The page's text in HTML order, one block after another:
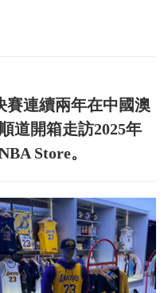
賽連續兩年在中國澳
道開箱走訪2025年
Store。